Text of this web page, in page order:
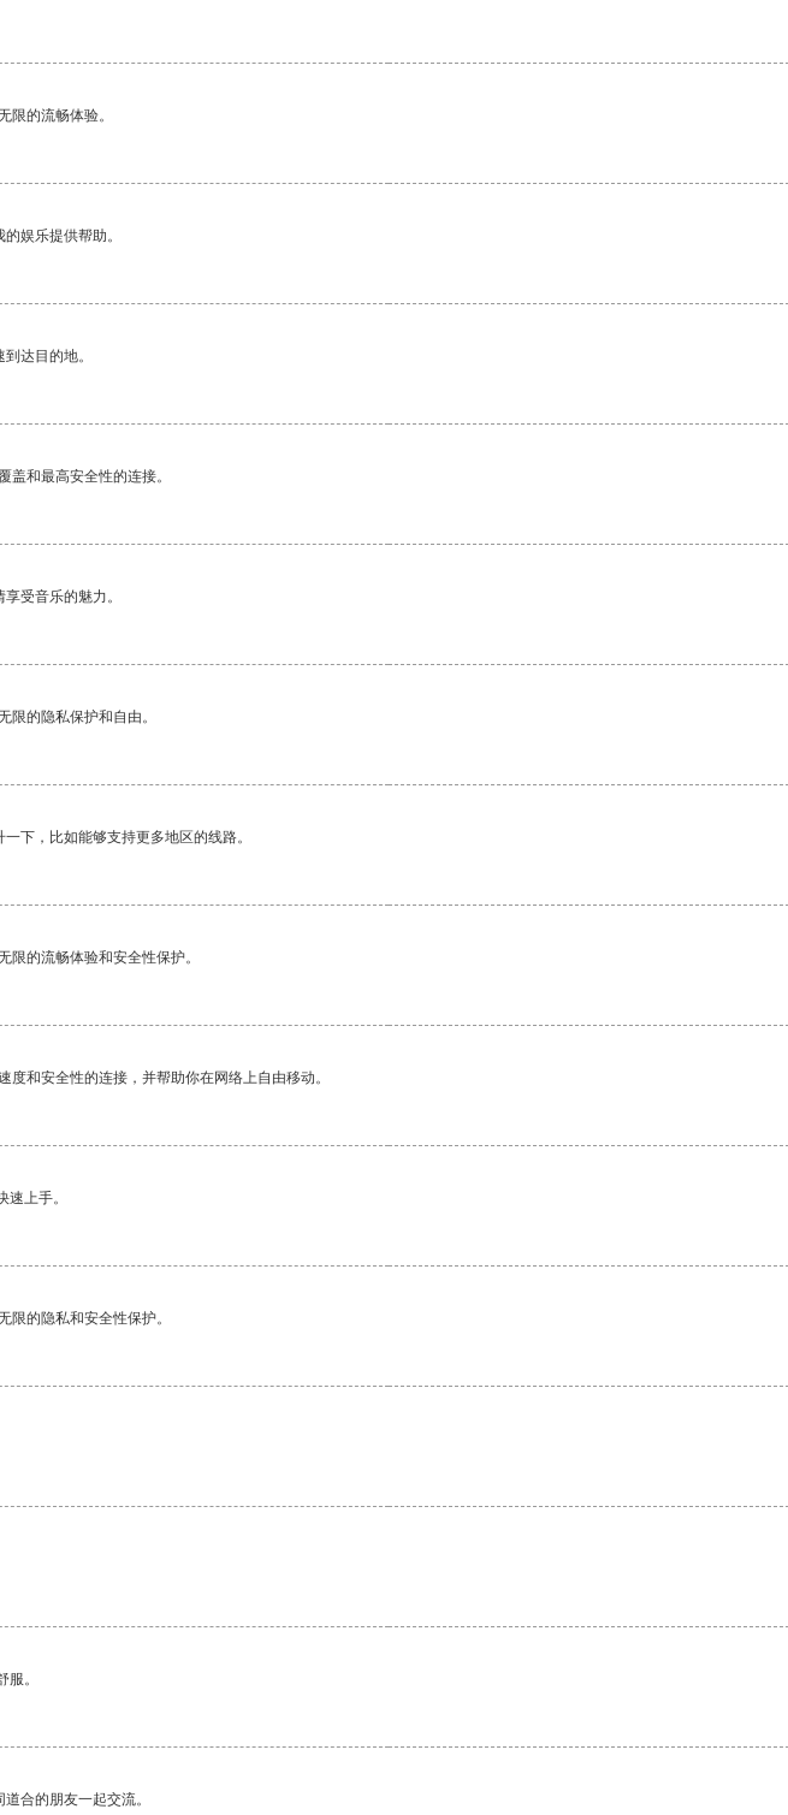
限的流畅体验。
娱乐提供帮助。
达目的地。
盖和最高安全性的连接。
受音乐的魅力。
限的隐私保护和自由。
下，比如能够支持更多地区的线路。
限的流畅体验和安全性保护。
和安全性的连接，并帮助你在网络上自由移动。
上手。
限的隐私和安全性保护。
。
合的朋友一起交流。